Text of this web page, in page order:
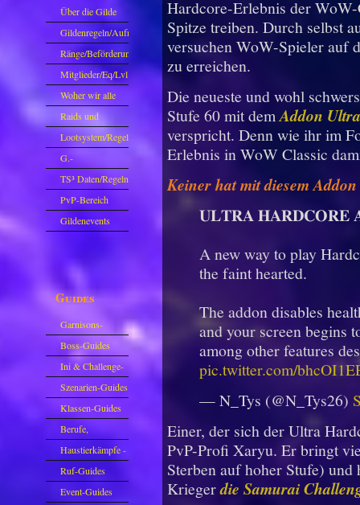
Über die Gilde
(DAW)
Gildenregeln/Aufnahme
Ränge/Beförderungen
Mitglieder/Eq/Lvl
Woher wir alle
kommen.
Raids und
Zubehör
Lootsystem/Regeln
G.-
Sparkasse/Goldleihen
TS³ Daten/Regeln
PvP-Bereich
Gildenevents
Guides
Garnisons-
Guides
Boss-Guides
Ini & Challenge-
Guides
Szenarien-Guides
Klassen-Guides
Berufe,
Farmkarten und
Haustiere
Haustierkämpfe -
Guide
Ruf-Guides
Event-Guides
Hardcore-Erlebnis der
Spitze treiben. Durch selbst
versuchen WoW-Spieler auf
zu erreichen.
Die neueste und wohl
Stufe 60 mit demAddon
verspricht. Denn wie ihr im
Erlebnis in WoW Classic
Keiner hat mit diesem
𝐔𝐋𝐓𝐑𝐀 𝐇𝐀𝐑𝐃𝐂𝐎𝐑𝐄
A new way to play
the faint hearted.
The addon disables
and your screen begins
among other features
pic.twitter.com/
— N_Tys (@N_Tys26)
Einer, der sich der Ultra
PvP-Profi Xaryu. Er bringt
Sterben auf hoher Stufe)
Kriegerdie Samurai